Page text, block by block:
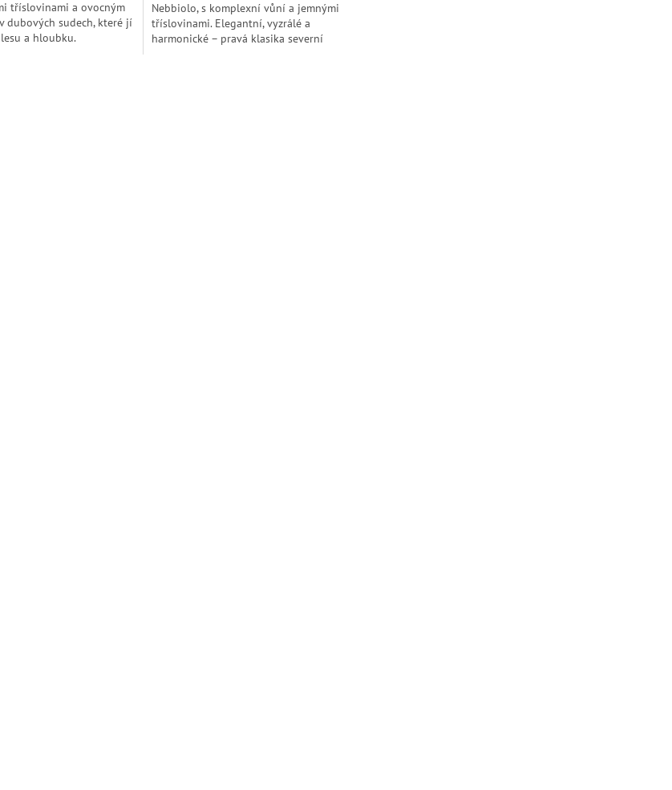
tříslovinami a ovocným
dubových sudech, které jí
a hloubku.
Nebbiolo, s komplexní vůní a jemnými
tříslovinami. Elegantní, vyzrálé a
harmonické – pravá klasika severní